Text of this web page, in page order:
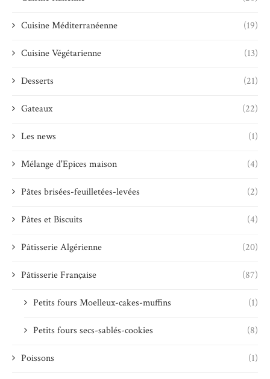
Cuisine Méditerranéenne (19)
Cuisine Végétarienne (13)
Desserts (21)
Gateaux (22)
Les news (1)
Mélange d'Epices maison (4)
Pâtes brisées-feuilletées-levées (2)
Pâtes et Biscuits (4)
Pâtisserie Algérienne (20)
Pâtisserie Française (87)
Petits fours Moelleux-cakes-muffins (1)
Petits fours secs-sablés-cookies (8)
Poissons (1)